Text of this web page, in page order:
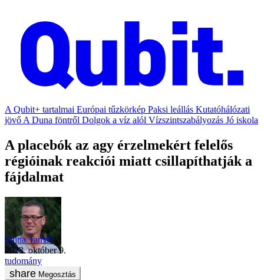
A Qubit+ tartalmai Európai tűzkörkép Paksi leállás Kutatóhálózati
jövő A Duna föntről Dolgok a víz alól Vízszintszabályozás Jó iskola
A placebók az agy érzelmekért felelős
régióinak reakciói miatt csillapíthatják a
fájdalmat
Vajna Tamás
2023. október 9.
tudomány
Megosztás